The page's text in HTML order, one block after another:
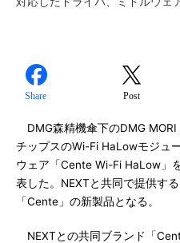
Share Post
DMG森精機傘下のDMG
チップスのWi-Fi HaLowモジュ
ウェア「Cente Wi-Fi HaLow」
表した。NEXTと共同で提供す
「Cente」の新製品となる。
NEXTとの共同ブランド「